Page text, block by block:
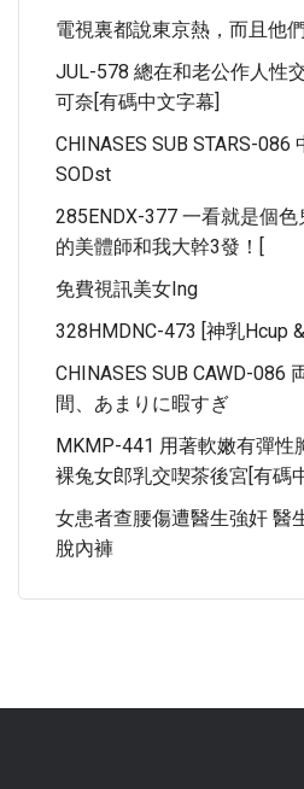
電視裏都說東京熱，而且他
JUL-578 總在和老公作人性
可奈[有碼中文字幕]
CHINASES SUB STARS-
SODst
285ENDX-377 一看就是個
的美體師和我大幹3發！[
免費視訊美女ing
328HMDNC-473 [神乳Hcup
CHINASES SUB CAWD-086
間、あまりに暇すぎ
MKMP-441 用著軟嫩有彈性
裸兔女郎乳交喫茶後宮[有碼
女患者查腰傷遭醫生強奸 醫
脫內褲